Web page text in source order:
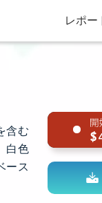
レポー
含む
白色
ース